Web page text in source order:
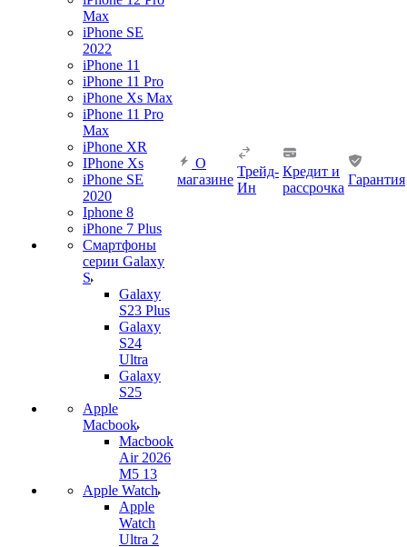
Max
iPhone SE
2022
iPhone 11
iPhone 11 Pro
iPhone Xs Max
iPhone 11 Pro
Max
iPhone XR
IPhone Xs
iPhone SE
2020
Iphone 8
iPhone 7 Plus
Смартфоны
серии Galaxy
S
Galaxy
S23 Plus
Galaxy
S24
Ultra
Galaxy
S25
Apple
Macbook
Macbook
Air 2026
M5 13
Apple Watch
Apple
Watch
Ultra 2
О
магазине
Трейд-
Ин
Кредит и
рассрочка
Гарантия